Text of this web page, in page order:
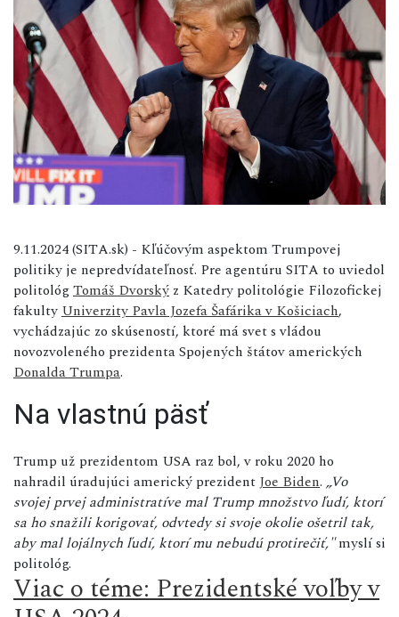
9.11.2024 (SITA.sk) - Kľúčovým aspektom Trumpovej
politiky je nepredvídateľnosť. Pre agentúru SITA to uviedol
politológTomáš Dvorský z Katedry politológie Filozofickej
fakultyUniverzity Pavla Jozefa Šafárika v Košiciach,
vychádzajúc zo skúseností, ktoré má svet s vládou
novozvoleného prezidenta Spojených štátov amerických
Donalda Trumpa.
Na vlastnú päsť
Trump už prezidentom USA raz bol, v roku 2020 ho
nahradil úradujúci americký prezidentJoe Biden. „Vo
svojej prvej administratíve mal Trump množstvo ľudí, ktorí
sa ho snažili korigovať, odvtedy si svoje okolie ošetril tak,
aby mal lojálnych ľudí, ktorí mu nebudú protirečiť,"myslí si
politológ.
Viac o téme: Prezidentské voľby v